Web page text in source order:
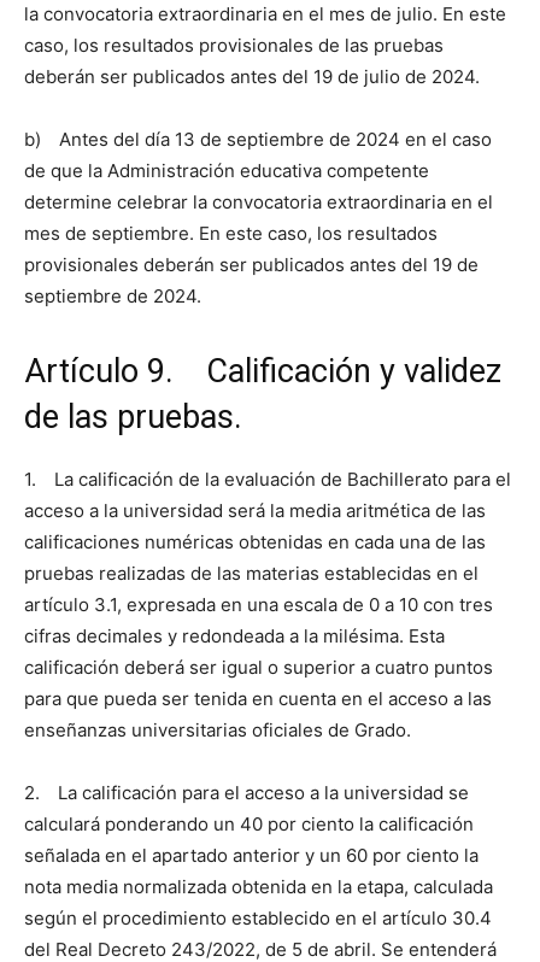
la convocatoria extraordinaria en el mes de julio. En este
caso, los resultados provisionales de las pruebas
deberán ser publicados antes del 19 de julio de 2024.
b) Antes del día 13 de septiembre de 2024 en el caso
de que la Administración educativa competente
determine celebrar la convocatoria extraordinaria en el
mes de septiembre. En este caso, los resultados
provisionales deberán ser publicados antes del 19 de
septiembre de 2024.
Artículo 9. Calificación y validez
de las pruebas.
1. La calificación de la evaluación de Bachillerato para el
acceso a la universidad será la media aritmética de las
calificaciones numéricas obtenidas en cada una de las
pruebas realizadas de las materias establecidas en el
artículo 3.1, expresada en una escala de 0 a 10 con tres
cifras decimales y redondeada a la milésima. Esta
calificación deberá ser igual o superior a cuatro puntos
para que pueda ser tenida en cuenta en el acceso a las
enseñanzas universitarias oficiales de Grado.
2. La calificación para el acceso a la universidad se
calculará ponderando un 40 por ciento la calificación
señalada en el apartado anterior y un 60 por ciento la
nota media normalizada obtenida en la etapa, calculada
según el procedimiento establecido en el artículo 30.4
del Real Decreto 243/2022, de 5 de abril. Se entenderá